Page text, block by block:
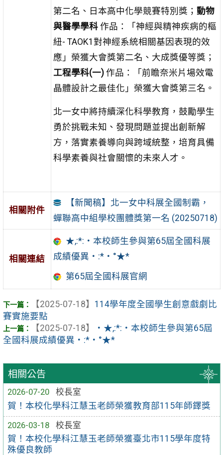
相關公告
2026-07-20
校長室
賀！本校化學科江慧玉老師榮獲教育部115年師鐸獎
2026-03-18
校長室
賀！本校化學科江慧玉老師榮獲臺北市115學年度特
殊優良教師
第二名、日本高中化學競賽特別獎； 動物
與醫學學科 作品：「神經與精神疾病的樞
紐- TAOK1對神經系統相關基因表現的效
應」榮獲大會獎第二名、大成獎優等獎；
工程學科(一) 作品：「前瞻奈米片場效電
晶體設計之最佳化」榮獲大會獎第三名。
北一女中將持續深化科學教育，鼓勵學生
勇於挑戰未知、發現問題並提出創新解
方，落實素養導向與跨域統整，培育具備
科學素養與社會關懷的未來人才。
相關附件
【新聞稿】北一女中科展全國制霸，
蟬聯高中組學校團體獎第一名 (20250718)
相關連結
★,:*:‧本校師生參與第65屆全國科展
成績優異‧:*‧°★*
第65屆全國科展官網
【2025-07-18】 114學年度全國學生創意戲劇比
賽實施要點
【2025-07-18】
‧★,:*:‧本校師生參與第65屆
全國科展成績優異‧:*‧°★*